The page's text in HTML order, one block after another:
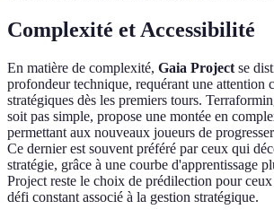
Complexité et Accessibilité
En matière de complexité, Gaia Project se
profondeur technique, requérant une attention
stratégiques dès les premiers tours.
soit pas simple, propose une montée en
permettant aux nouveaux joueurs de
Ce dernier est souvent préféré par ceux qui
stratégie, grâce à une courbe d'apprentissage
Project reste le choix de prédilection pour
défi constant associé à la gestion stratégique.